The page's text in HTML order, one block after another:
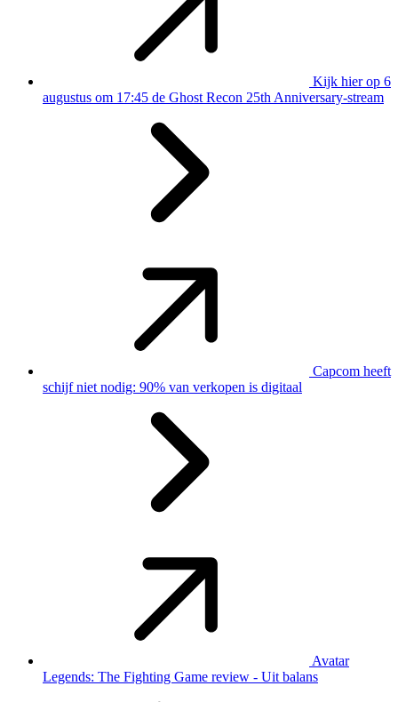
Kijk hier op 6
augustus om 17:45 de Ghost Recon 25th Anniversary-stream
Capcom heeft
schijf niet nodig: 90% van verkopen is digitaal
Avatar
Legends: The Fighting Game review - Uit balans